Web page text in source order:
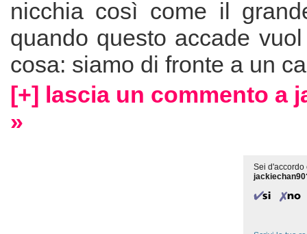
nicchia così come il
quando questo accade
cosa: siamo di fronte a un
[+] lascia un commento a
»
Sei d'accordo